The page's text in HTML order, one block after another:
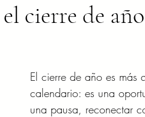
cierre de
El cierre de año es más
calendario: es una
una pausa, reconectar